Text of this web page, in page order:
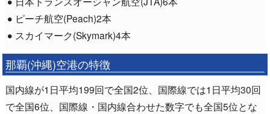
ピーチ航空(Peach)2本
スカイマーク(Skymark)4本
那覇(沖縄)空港の特徴
国内線が1日平均199回で全国2位、国際線では1日平均30回
で全国6位、国際線・国内線合わせた数字でも全国5位とな